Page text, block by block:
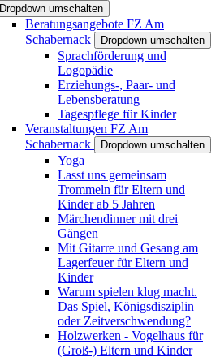
Dropdown umschalten
Beratungsangebote FZ Am
Schabernack
Dropdown umschalten
Sprachförderung und
Logopädie
Erziehungs-, Paar- und
Lebensberatung
Tagespflege für Kinder
Veranstaltungen FZ Am
Schabernack
Dropdown umschalten
Yoga
Lasst uns gemeinsam
Trommeln für Eltern und
Kinder ab 5 Jahren
Märchendinner mit drei
Gängen
Mit Gitarre und Gesang am
Lagerfeuer für Eltern und
Kinder
Warum spielen klug macht.
Das Spiel, Königsdisziplin
oder Zeitverschwendung?
Holzwerken - Vogelhaus für
(Groß-) Eltern und Kinder